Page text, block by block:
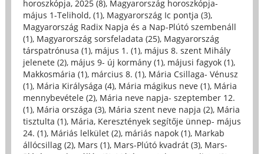
horoszkópja, 2025 (8), Magyarország horoszkópja-
május 1-Telihold, (1), Magyarország Ic pontja (3),
Magyarország Radix Napja és a Nap-Plútó szembenáll
(1), Magyarország sorsfeladata (25), Magyarország
társpatrónusa (1), május 1. (1), május 8. szent Mihály
jelenete (2), május 9- új kormány (1), májusi fagyok (1),
Makkosmária (1), március 8. (1), Mária Csillaga- Vénusz
(1), Mária Királysága (4), Mária mágikus neve (1), Mária
mennybevétele (2), Mária neve napja- szeptember 12.
(1), Mária országa (3), Mária szent neve napja (2), Mária
tisztulta (1), Mária, Keresztények segítője ünnep- május
24. (1), Máriás lelkület (2), máriás napok (1), Markab
állócsillag (2), Mars (1), Mars-Plútó kvadrát (3), Mars-